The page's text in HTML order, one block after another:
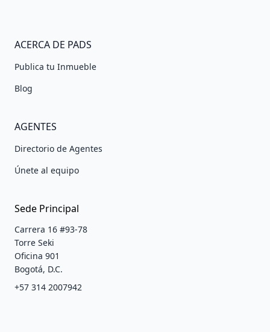
ACERCA DE PADS
Publica tu Inmueble
Blog
AGENTES
Directorio de Agentes
Únete al equipo
Sede Principal
Carrera 16 #93-78
Torre Seki
Oficina 901
Bogotá, D.C.
+57 314 2007942